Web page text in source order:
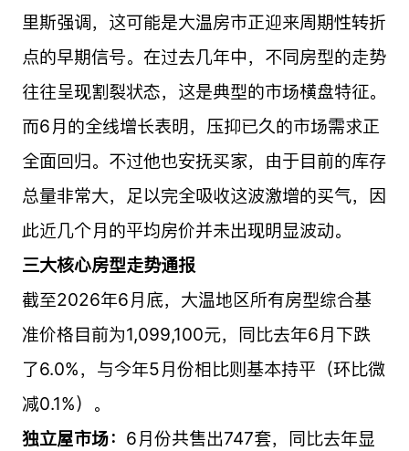
里斯强调，这可能是大温房市正迎来周期性转折
点的早期信号。在过去几年中，不同房型的走势
往往呈现割裂状态，这是典型的市场横盘特征。
而6月的全线增长表明，压抑已久的市场需求正
全面回归。不过他也安抚买家，由于目前的库存
总量非常大，足以完全吸收这波激增的买气，因
此近几个月的平均房价并未出现明显波动。
三大核心房型走势通报
截至2026年6月底，大温地区所有房型综合基
准价格目前为1,099,100元，同比去年6月下跌
了6.0%，与今年5月份相比则基本持平（环比微
减0.1%）。
独立屋市场： 6月份共售出747套，同比去年显